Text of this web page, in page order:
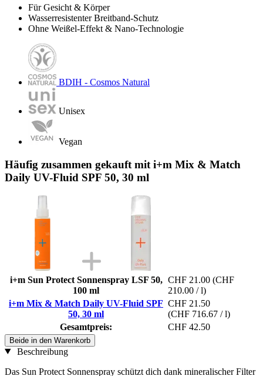
Für Gesicht & Körper
Wasserresistenter Breitband-Schutz
Ohne Weißel-Effekt & Nano-Technologie
BDIH - Cosmos Natural
Unisex
Vegan
Häufig zusammen gekauft mit i+m Mix & Match
Daily UV-Fluid SPF 50, 30 ml
i+m Sun Protect Sonnenspray LSF 50,
100 ml
CHF 21.00 (CHF
210.00 / l)
i+m Mix & Match Daily UV-Fluid SPF
50, 30 ml
CHF 21.50
(CHF 716.67 / l)
Gesamtpreis:
CHF 42.50
Beide in den Warenkorb
Beschreibung
Das Sun Protect Sonnenspray schützt dich dank mineralischer Filter